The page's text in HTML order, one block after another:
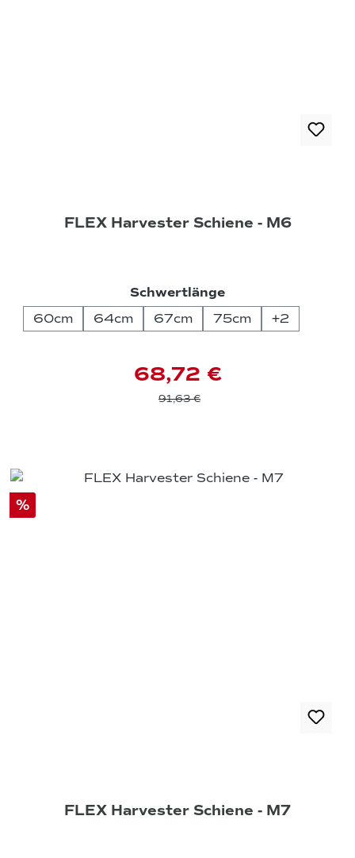
FLEX Harvester Schiene - M6
Schwertlängeauswählen
60cm
64cm 67cm 75cm +2
68,72 €
91,63 €
%
FLEX Harvester Schiene - M7